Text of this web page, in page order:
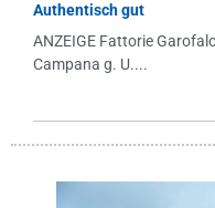
Authentisch gut
ANZEIGE Fattorie
Campana g. U....